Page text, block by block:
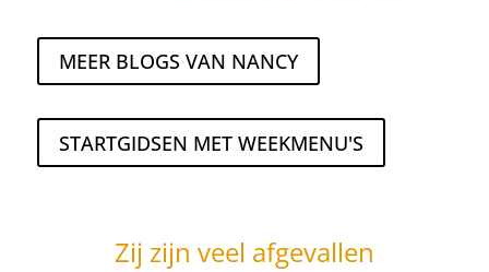
MEER BLOGS VAN NANCY
STARTGIDSEN MET WEEKMENU'S
Zij zijn veel afgevallen